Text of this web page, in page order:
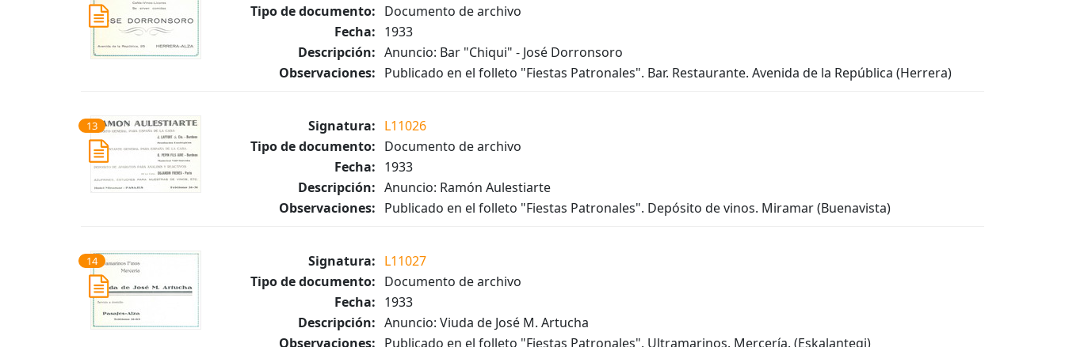
Tipo de documento: Documento de archivo
Fecha: 1933
Descripción: Anuncio: Bar "Chiqui" - José Dorronsoro
Observaciones: Publicado en el folleto "Fiestas Patronales". Bar. Restaurante. Avenida de la República (Herrera)
13 Signatura: L11026
Tipo de documento: Documento de archivo
Fecha: 1933
Descripción: Anuncio: Ramón Aulestiarte
Observaciones: Publicado en el folleto "Fiestas Patronales". Depósito de vinos. Miramar (Buenavista)
14 Signatura: L11027
Tipo de documento: Documento de archivo
Fecha: 1933
Descripción: Anuncio: Viuda de José M. Artucha
Observaciones: Publicado en el folleto "Fiestas Patronales". Ultramarinos. Mercería. (Eskalantegi)